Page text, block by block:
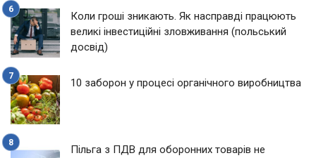
Коли гроші зникають. Як насправді працюють
великі інвестиційні зловживання (польський
досвід)
10 заборон у процесі органічного виробництва
Пільга з ПДВ для оборонних товарів не